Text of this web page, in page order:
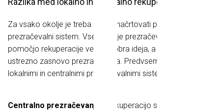
Za vsako okolje je treba dobro načrtovati pravi
prezračevalni sistem. Vsekakor je prezračevanje s
pomočjo rekuperacije vedno dobra ideja, a treba je izbrati
ustrezno zasnovo prezračevanja. Predvsem ločujemo med
lokalnimi in centralnimi prezračevalnimi sistemi.
Centralno prezračevanje
z rekuperacijo se uredi v